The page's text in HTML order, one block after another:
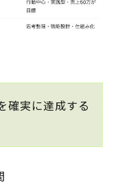
確実に達成する